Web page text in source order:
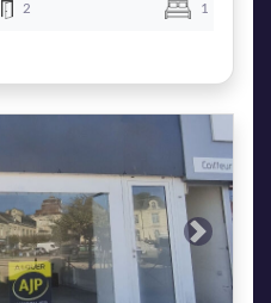
2 1
Next